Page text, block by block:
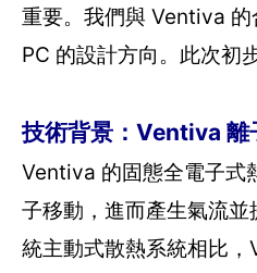
重要。我們與 Ventiva
PC 的設計方向。此次初
技術背景：Ventiva 離
Ventiva 的固態全電子式
子移動，進而產生氣流
統主動式散熱系統相比